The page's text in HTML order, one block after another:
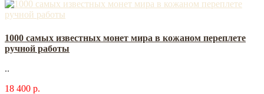
1000 самых известных монет мира в кожаном переплете
ручной работы
..
18 400 р.